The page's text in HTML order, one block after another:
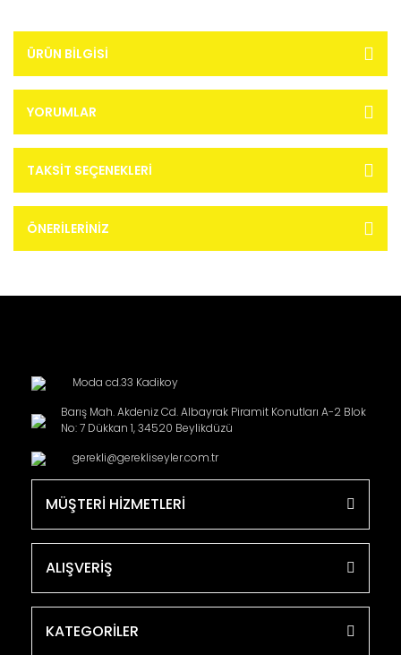
ÜRÜN BILGISI
YORUMLAR
TAKSIT SEÇENEKLERI
ÖNERILERINIZ
Moda cd.33 Kadikoy
Barış Mah. Akdeniz Cd. Albayrak Piramit Konutları A-2 Blok
No: 7 Dükkan 1, 34520 Beylikdüzü
gerekli@gerekliseyler.com.tr
MÜŞTERİ HİZMETLERİ
ALIŞVERİŞ
KATEGORİLER